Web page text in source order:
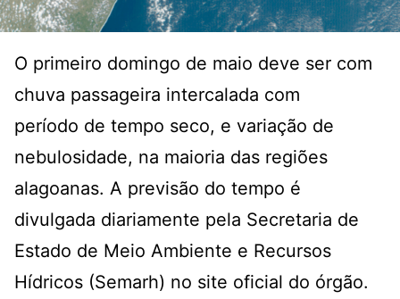
O primeiro domingo de maio deve ser com
chuva passageira intercalada com
período de tempo seco, e variação de
nebulosidade, na maioria das regiões
alagoanas. A previsão do tempo é
divulgada diariamente pela Secretaria de
Estado de Meio Ambiente e Recursos
Hídricos (Semarh) no site oficial do órgão.